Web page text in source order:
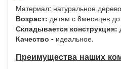
Материал: натуральное
Возраст: детям с 8месяцев
Складывается конструкция:
Качество - идеальное.
Преимущества наших